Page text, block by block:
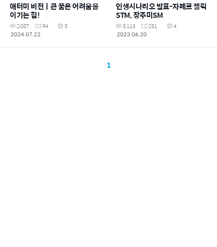
애터미 비전ㅣ큰 꿈은 어려움을
이기는 힘!
2,037 94
5
2024.07.22
인생시나리오 발표-자페르 첼릭
STM, 장주미SM
3,113 251
4
2023.06.20
1